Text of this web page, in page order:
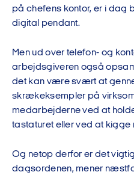
på chefens kontor, er i dag
digital pendant.
Men ud over telefon- og
arbejdsgiveren også
det kan være svært at
skrækeksempler på
medarbejderne ved at
tastaturet eller ved at
Og netop derfor er det
dagsordenen, mener